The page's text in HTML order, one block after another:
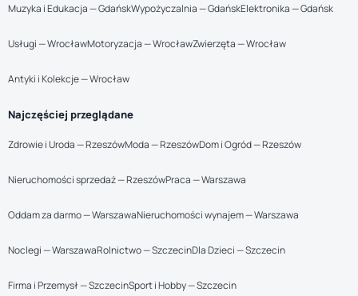
Muzyka i Edukacja — GdańskWypożyczalnia — GdańskElektronika — Gdańsk
Usługi — WrocławMotoryzacja — WrocławZwierzęta — Wrocław
Antyki i Kolekcje — Wrocław
Najczęściej przeglądane
Zdrowie i Uroda — RzeszówModa — RzeszówDom i Ogród — Rzeszów
Nieruchomości sprzedaż — RzeszówPraca — Warszawa
Oddam za darmo — WarszawaNieruchomości wynajem — Warszawa
Noclegi — WarszawaRolnictwo — SzczecinDla Dzieci — Szczecin
Firma i Przemysł — SzczecinSport i Hobby — Szczecin